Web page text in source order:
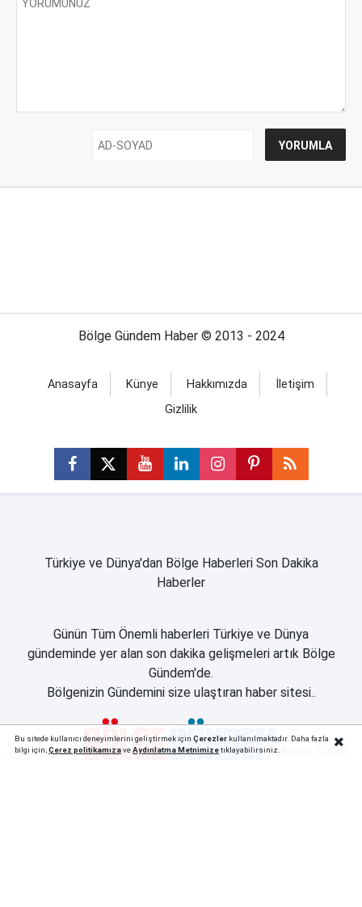
Bölge Gündem Haber © 2013 - 2024
Anasayfa Künye Hakkımızda
İletişim
Gizlilik
Türkiye ve Dünya'dan Bölge Haberleri Son Dakika
Haberler
Günün Tüm Önemli haberleri Türkiye ve Dünya
gündeminde yer alan son dakika gelişmeleri artık Bölge
Gündem'de.
Bölgenizin Gündemini size ulaştıran haber sitesi..
Bu sitede kullanıcı deneyimlerini geliştirmek için Çerezlerkullanılmaktadır. Daha fazla
bilgi için;Çerez politikamızaveAydınlatma Metnimizetıklayabilirsiniz.Reklamı Kapat